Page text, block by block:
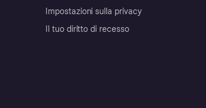
Impostazioni sulla privacy
Il tuo diritto di recesso